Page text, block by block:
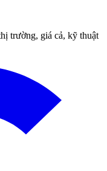
trường, giá cả, kỹ thuật